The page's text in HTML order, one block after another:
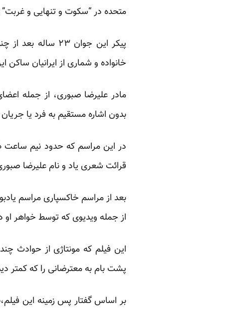
متحده در “سکوت و تنهایی و
خانواده و شماری از ایرانیان
مادر علیرضا صبوری، از جمله
بدون اشاره مستقیم به فرد یا
در این مراسم که حدود نیم ساعت
قرائت شعری یاد و نام علیرضا
بعد از مراسم خاکسپاری مراسم
از جمله ویدیوی که توسط خواهر
پشت بام به معترضانی را که کمتر
بر اساس گفتار پس زمینه این